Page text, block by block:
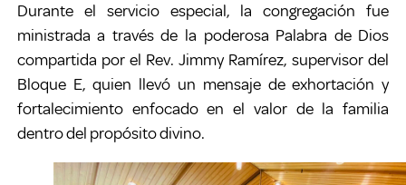
Durante el servicio especial, la congregación fue
ministrada a través de la poderosa Palabra de Dios
compartida por el Rev. Jimmy Ramírez, supervisor del
Bloque E, quien llevó un mensaje de exhortación y
fortalecimiento enfocado en el valor de la familia
dentro del propósito divino.